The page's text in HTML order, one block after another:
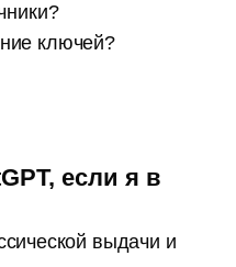
ключей?
если я в
выдачи и